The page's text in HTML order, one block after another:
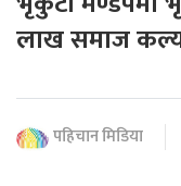
लाख समाज
पहिचान मिडिया